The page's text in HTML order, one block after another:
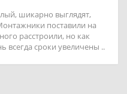
шикарно выглядят,
поставили на
расстроили, но как
всегда сроки увеличены ..